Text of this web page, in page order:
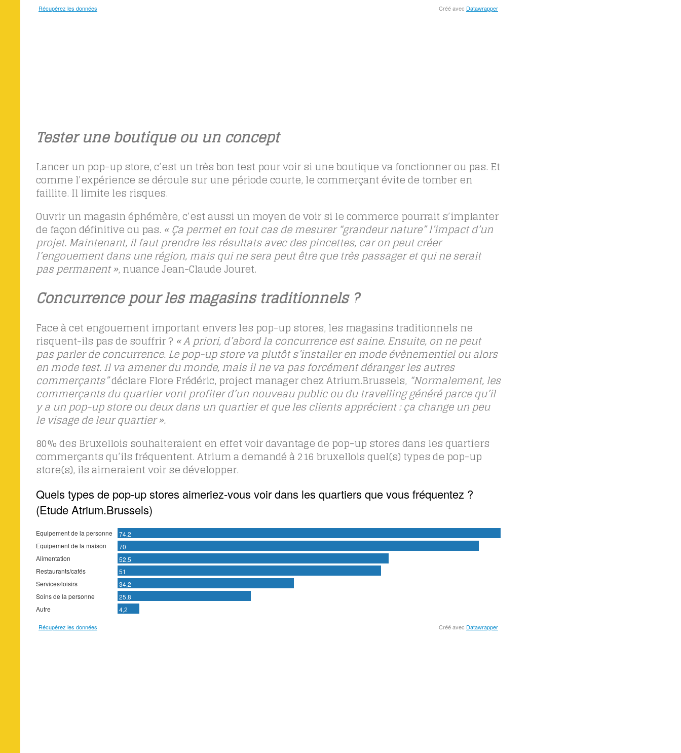
Tester une boutique ou un concept
Lancer un pop-up store, c’est un très bon test pour voir si une boutique va fonctionner ou pas. Et
comme l’expérience se déroule sur une période courte, le commerçant évite de tomber en
faillite. Il limite les risques.
Ouvrir un magasin éphémère, c’est aussi un moyen de voir si le commerce pourrait s’implanter
de façon définitive ou pas. « Ça permet en tout cas de mesurer “grandeur nature” l’impact d’un
projet. Maintenant, il faut prendre les résultats avec des pincettes, car on peut créer
l’engouement dans une région, mais qui ne sera peut être que très passager et qui ne serait
pas permanent », nuance Jean-Claude Jouret.
Concurrence pour les magasins traditionnels ?
Face à cet engouement important envers les pop-up stores, les magasins traditionnels ne
risquent-ils pas de souffrir ? « A priori, d’abord la concurrence est saine. Ensuite, on ne peut
pas parler de concurrence. Le pop-up store va plutôt s’installer en mode évènementiel ou alors
en mode test. Il va amener du monde, mais il ne va pas forcément déranger les autres
commerçants”déclare Flore Frédéric, project manager chez Atrium.Brussels, “Normalement, les
commerçants du quartier vont profiter d’un nouveau public ou du travelling généré parce qu’il
y a un pop-up store ou deux dans un quartier et que les clients apprécient : ça change un peu
le visage de leur quartier ».
80% des Bruxellois souhaiteraient en effet voir davantage de pop-up stores dans les quartiers
commerçants qu’ils fréquentent. Atrium a demandé à 216 bruxellois quel(s) types de pop-up
store(s), ils aimeraient voir se développer.